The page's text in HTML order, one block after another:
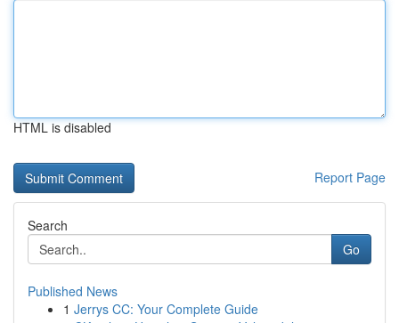
HTML is disabled
Report Page
Search
Go
Published News
1 Jerrys CC: Your Complete Guide